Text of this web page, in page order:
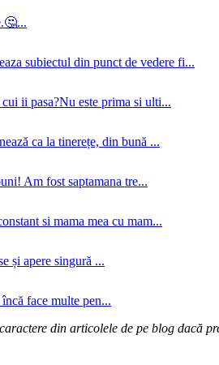
subiectul din punct de vedere fi...
ii pasa?Nu este prima si ulti...
ca la tinerețe, din bună ...
Am fost saptamana tre...
si mama mea cu mam...
și apere singură ...
face multe pen...
din articolele de pe blog dacă